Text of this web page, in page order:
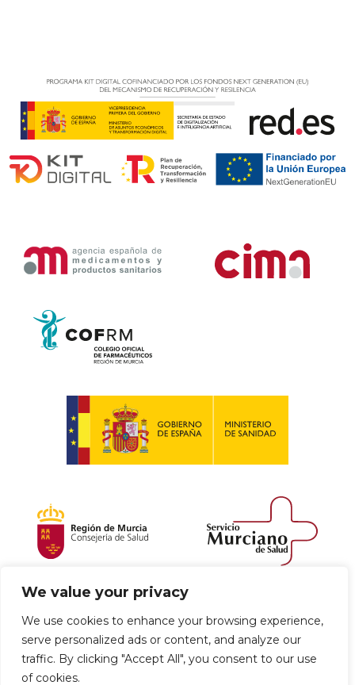
We value your privacy
We use cookies to enhance your browsing experience,
serve personalized ads or content, and analyze our
traffic. By clicking "Accept All", you consent to our use
of cookies.
Política de envío y devoluciones
Política de privacidad Uso de cookies